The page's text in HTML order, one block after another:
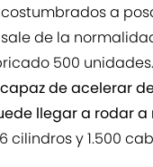
a
de la
500 unidades.
de acelerar
llegar a rodar
cilindros y 1.500